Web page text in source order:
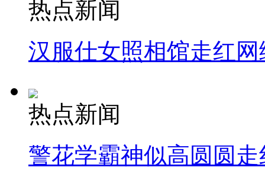
热点新闻
汉服仕女照相馆走红网
热点新闻
警花学霸神似高圆圆走